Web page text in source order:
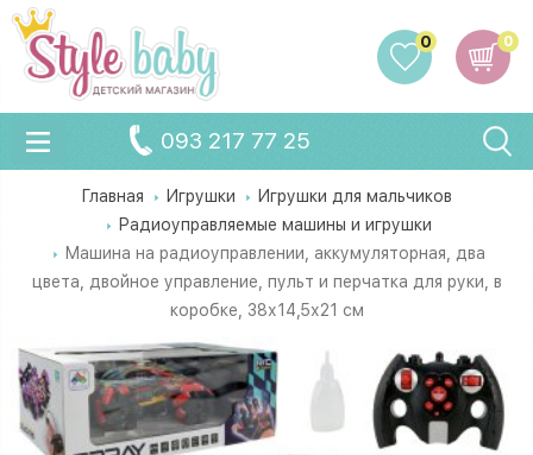
0
0
093 217 77 25
Главная Игрушки
Игрушки для мальчиков
Радиоуправляемые машины и игрушки
Машина на радиоуправлении, аккумуляторная, два
цвета, двойное управление, пульт и перчатка для руки, в
коробке, 38х14,5х21 см